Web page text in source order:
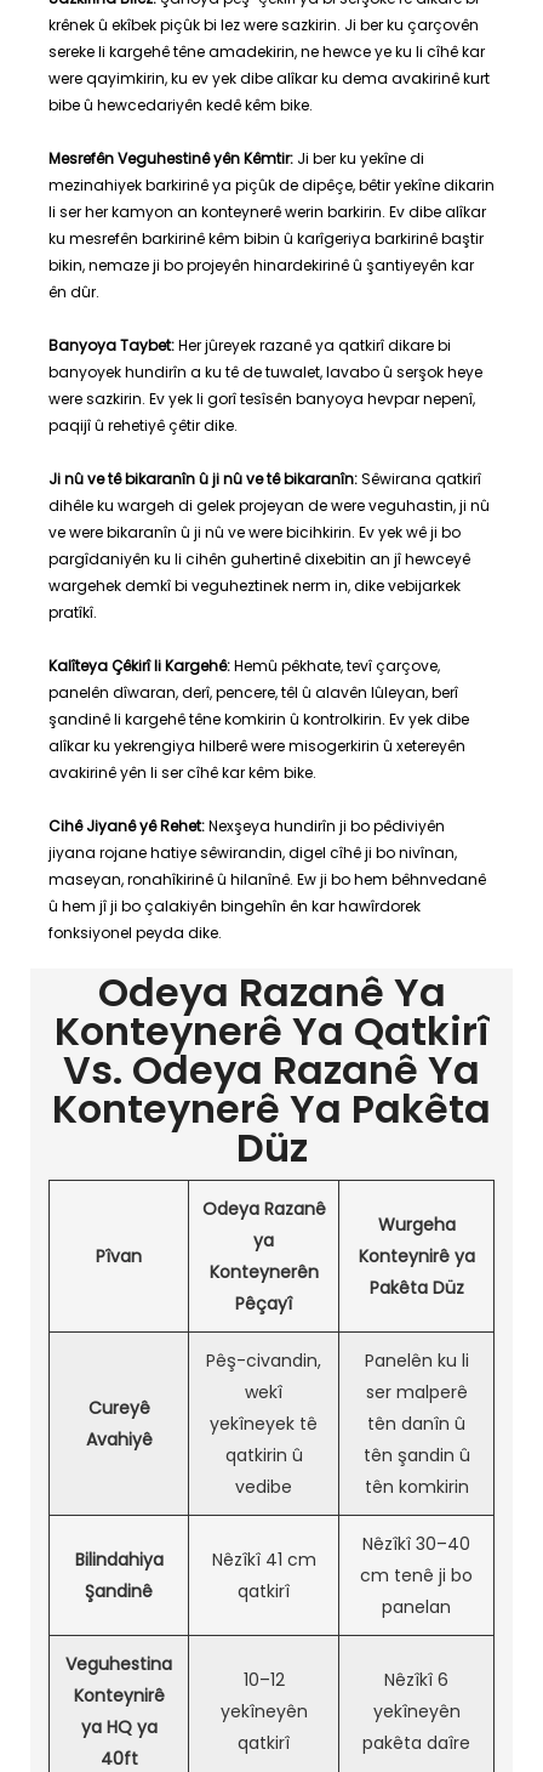
krênek û ekîbek piçûk bi lez were sazkirin. Ji ber ku çarçovên
sereke li kargehê têne amadekirin, ne hewce ye ku li cîhê kar
were qayimkirin, ku ev yek dibe alîkar ku dema avakirinê kurt
bibe û hewcedariyên kedê kêm bike.
Mesrefên Veguhestinê yên Kêmtir: Ji ber ku yekîne di
mezinahiyek barkirinê ya piçûk de dipêçe, bêtir yekîne dikarin
li ser her kamyon an konteynerê werin barkirin. Ev dibe alîkar
ku mesrefên barkirinê kêm bibin û karîgeriya barkirinê baştir
bikin, nemaze ji bo projeyên hinardekirinê û şantiyeyên kar
ên dûr.
Banyoya Taybet:Her jûreyek razanê ya qatkirî dikare bi
banyoyek hundirîn a ku tê de tuwalet, lavabo û serşok heye
were sazkirin. Ev yek li gorî tesîsên banyoya hevpar nepenî,
paqijî û rehetiyê çêtir dike.
Ji nû ve tê bikaranîn û ji nû ve tê bikaranîn:Sêwirana qatkirî
dihêle ku wargeh di gelek projeyan de were veguhastin, ji nû
ve were bikaranîn û ji nû ve were bicihkirin. Ev yek wê ji bo
pargîdaniyên ku li cihên guhertinê dixebitin an jî hewceyê
wargehek demkî bi veguheztinek nerm in, dike vebijarkek
pratîkî.
Kalîteya Çêkirî li Kargehê:Hemû pêkhate, tevî çarçove,
panelên dîwaran, derî, pencere, têl û alavên lûleyan, berî
şandinê li kargehê têne komkirin û kontrolkirin. Ev yek dibe
alîkar ku yekrengiya hilberê were misogerkirin û xetereyên
avakirinê yên li ser cîhê kar kêm bike.
Cihê Jiyanê yê Rehet:Nexşeya hundirîn ji bo pêdiviyên
jiyana rojane hatiye sêwirandin, digel cîhê ji bo nivînan,
maseyan, ronahîkirinê û hilanînê. Ew ji bo hem bêhnvedanê
û hem jî ji bo çalakiyên bingehîn ên kar hawîrdorek
fonksiyonel peyda dike.
Odeya Razanê Ya
Konteynerê Ya Qatkirî
Vs. ​​Odeya Razanê Ya
Konteynerê Ya Pakêta
Düz
Pîvan
Odeya Razanê
ya
Konteynerên
Pêçayî
Wurgeha
Konteynirê ya
Pakêta Düz
Cureyê
Avahiyê
Pêş-civandin,
wekî
yekîneyek tê
qatkirin û
vedibe
Panelên ku li
ser malperê
tên danîn û
tên şandin û
tên komkirin
Bilindahiya
Şandinê
Nêzîkî 41 cm
qatkirî
Nêzîkî 30–40
cm tenê ji bo
panelan
Veguhestina
Konteynirê
ya HQ ya
40ft
10–12
yekîneyên
qatkirî
Nêzîkî 6
yekîneyên
pakêta daîre